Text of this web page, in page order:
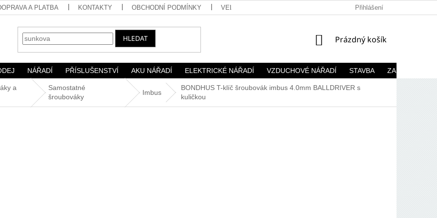
A PLATBA KONTAKTY OBCHODNÍ PODMÍNKY VELKOOBCHOD Přihlášení
HLEDAT
NÁKUPNÍ
Prázdný košík
NÁŘADÍ PŘÍSLUŠENSTVÍ AKU NÁŘADÍ ELEKTRICKÉ NÁŘADÍ VZDUCHOVÉ NÁŘADÍ STAVBA ZAHRADA
a
Samostatné
šroubováky
Imbus
BONDHUS T-klíč šroubovák imbus 4.0mm BALLDRIVER s
kuličkou